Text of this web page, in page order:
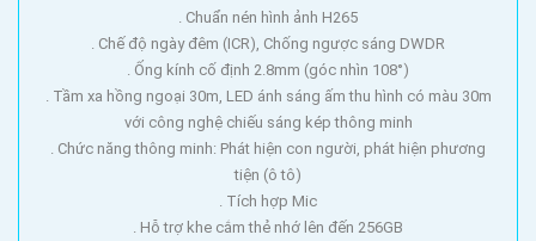
. Chuẩn nén hình ảnh H265
. Chế độ ngày đêm (ICR), Chống ngược sáng DWDR
. Ống kính cố định 2.8mm (góc nhìn 108°)
. Tầm xa hồng ngoại 30m, LED ánh sáng ấm thu hình có màu 30m
với công nghệ chiếu sáng kép thông minh
. Chức năng thông minh: Phát hiện con người, phát hiện phương
tiện (ô tô)
. Tích hợp Mic
. Hỗ trợ khe cắm thẻ nhớ lên đến 256GB